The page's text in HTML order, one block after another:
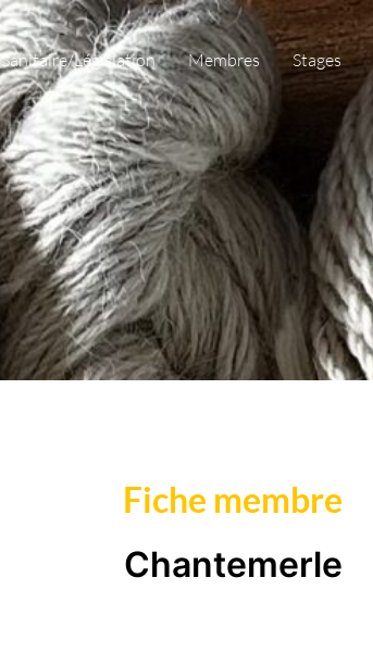
Sanitaire/Législation Membres Stages
Fiche membre
Chantemerle